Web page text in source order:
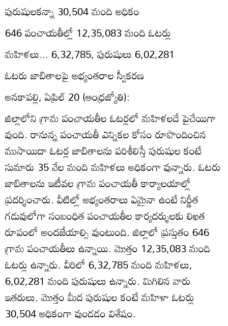
పురుషులకన్నా 30,504 మంది అధికం
646 పంచాయతీల్లో 12,35,083 మంది ఓటర్లు
మహిళలు... 6,32,785, పురుషులు 6,02,281
ఓటరు జాబితాలపై అభ్యంతరాల స్వీకరణ
అనకాపల్లి, ఏప్రిల్‌ 20 (ఆంధ్రజ్యోతి):
జిల్లాలోని గ్రామ పంచాయతీల ఓటర్లలో మహిళలదే పైచేయిగా
వుంది. రానున్న పంచాయతీ ఎన్నికల కోసం రూపొందించిన
ముసాయిదా ఓటర్ల జాబితాలను పరిశీలిస్తే పురుషుల కంటే
సుమారు 35 వేల మంది మహిళలు అధికంగా వున్నారు. ఓటరు
జాబితాలను ఇటీవల గ్రామ పంచాయతీ కార్యాలయాల్లో
ప్రదర్శించారు. వీటిల్లో అభ్యంతరాలు ఏమైనా ఉంటే నిర్ణీత
గడువులోగా సంబంధిత పంచాయతీల కార్యదర్శులకు లిఖత
రూపంలో అందజేయాల్సి వుంటుంది. జిల్లాలో ప్రస్తుతం 646
గ్రామ పంచాయతీలు ఉన్నాయి. మొత్తం 12,35,083 మంది
ఓటర్లు ఉన్నారు. వీరిలో 6,32,785 మంది మహిళలు,
6,02,281 మంది పురుషులు ఉన్నారు. మిగిలిన వారు
ఇతరులు. మొత్తం మీద పురుషుల కంటే మహిళా ఓటర్లు
30,504 అధికంగా వుండడం విశేషం.